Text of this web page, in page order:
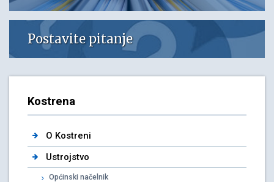
Postavite pitanje
Kostrena
O Kostreni
Ustrojstvo
Općinski načelnik